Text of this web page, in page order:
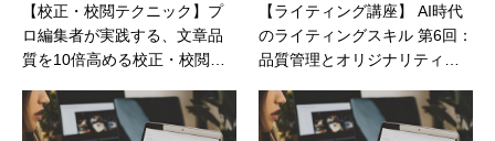
【校正・校閲テクニック】プ
ロ編集者が実践する、文章品
質を10倍高める校正・校閲テ
【ライティング講座】 AI時代
のライティングスキル 第6回：
品質管理とオリジナリティの